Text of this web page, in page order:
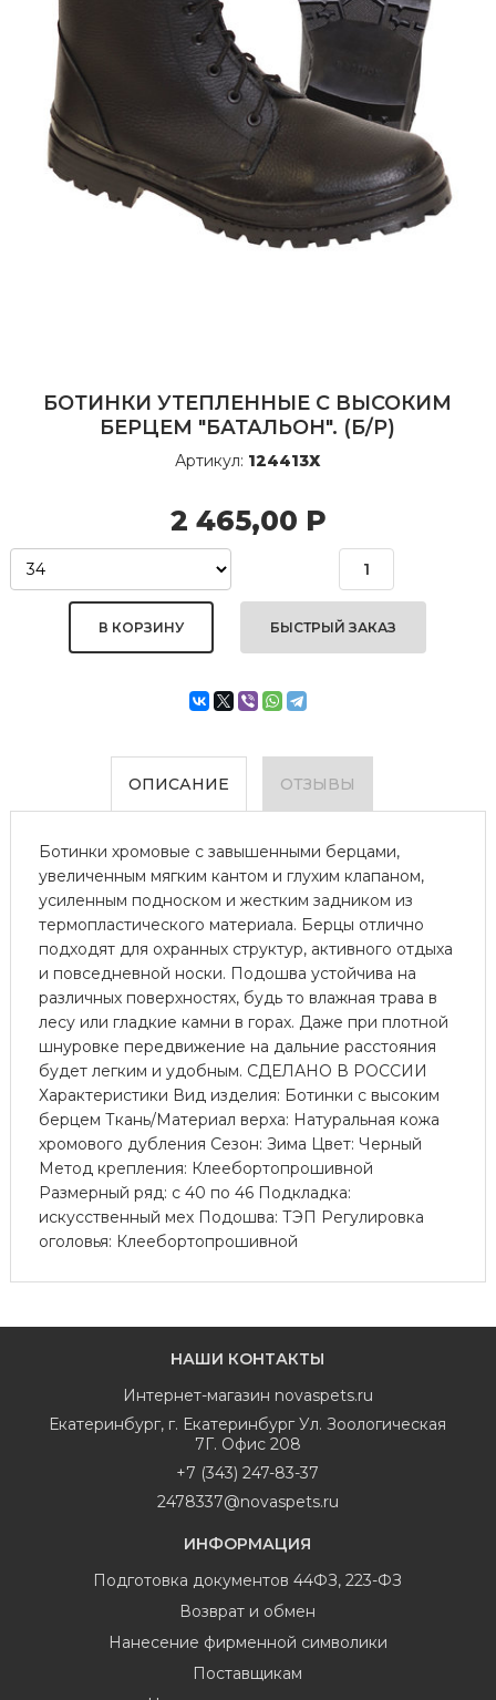
БОТИНКИ УТЕПЛЕННЫЕ С ВЫСОКИМ
БЕРЦЕМ "БАТАЛЬОН". (Б/Р)
Артикул: 124413Х
2 465,00 Р
БЫСТРЫЙ ЗАКАЗ
ОПИСАНИЕ ОТЗЫВЫ
Ботинки хромовые с завышенными берцами,
увеличенным мягким кантом и глухим клапаном,
усиленным подноском и жестким задником из
термопластического материала. Берцы отлично
подходят для охранных структур, активного отдыха
и повседневной носки. Подошва устойчива на
различных поверхностях, будь то влажная трава в
лесу или гладкие камни в горах. Даже при плотной
шнуровке передвижение на дальние расстояния
будет легким и удобным. СДЕЛАНО В РОССИИ
Характеристики Вид изделия: Ботинки с высоким
берцем Ткань/Материал верха: Натуральная кожа
хромового дубления Сезон: Зима Цвет: Черный
Метод крепления: Клеебортопрошивной
Размерный ряд: с 40 по 46 Подкладка:
искусственный мех Подошва: ТЭП Регулировка
оголовья: Клеебортопрошивной
НАШИ КОНТАКТЫ
Интернет-магазин novaspets.ru
Екатеринбург, г. Екатеринбург Ул. Зоологическая
7Г. Офис 208
+7 (343) 247-83-37
2478337@novaspets.ru
ИНФОРМАЦИЯ
Подготовка документов 44ФЗ, 223-ФЗ
Возврат и обмен
Нанесение фирменной символики
Поставщикам